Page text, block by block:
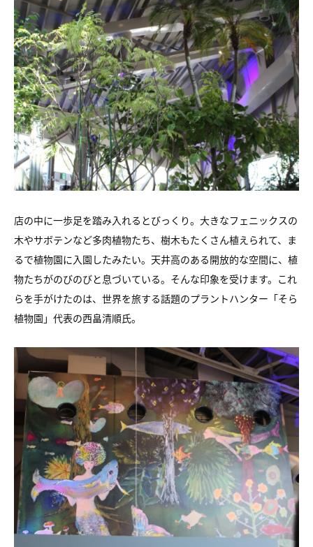
店の中に一歩足を踏み入れるとびっくり。大きなフェニックスの
木やサボテンなど多肉植物たち、樹木もたくさん植えられて、ま
るで植物園に入園したみたい。天井高のある開放的な空間に、植
物たちがのびのびと息づいている。そんな印象を受けます。これ
らを手がけたのは、世界を旅する話題のプラントハンター「そら
植物園」代表の西畠清順氏。